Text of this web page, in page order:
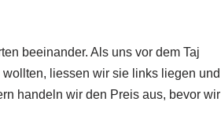
beeinander. Als uns vor dem Taj
liessen wir sie links liegen und
handeln wir den Preis aus, bevor wir